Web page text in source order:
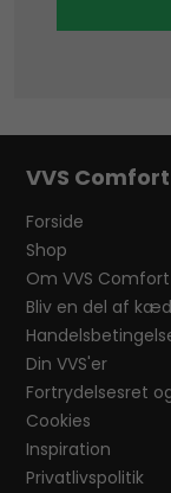
VVS Comfort
Forside
Shop
Om VVS Comfort
Bliv en del af
Din VVS'er
Fortrydelsesret
Cookies
Inspiration
Privatlivspolitik